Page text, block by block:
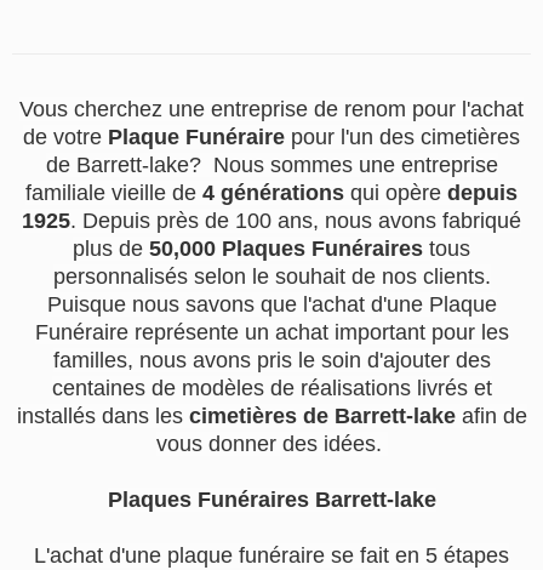
Vous cherchez une entreprise de renom pour l'achat
de votre Plaque Funéraire pour l'un des cimetières
de Barrett-lake? Nous sommes une entreprise
familiale vieille de 4 générations qui opère depuis
1925. Depuis près de 100 ans, nous avons fabriqué
plus de 50,000 Plaques Funéraires tous
personnalisés selon le souhait de nos clients.
Puisque nous savons que l'achat d'une Plaque
Funéraire représente un achat important pour les
familles, nous avons pris le soin d'ajouter des
centaines de modèles de réalisations livrés et
installés dans les cimetières de Barrett-lakeafin de
vous donner des idées.
Plaques Funéraires Barrett-lake
L'achat d'une plaque funéraire se fait en 5 étapes